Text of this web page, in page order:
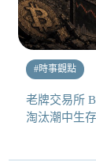
#時事觀點
老牌交易所
淘汰潮中生